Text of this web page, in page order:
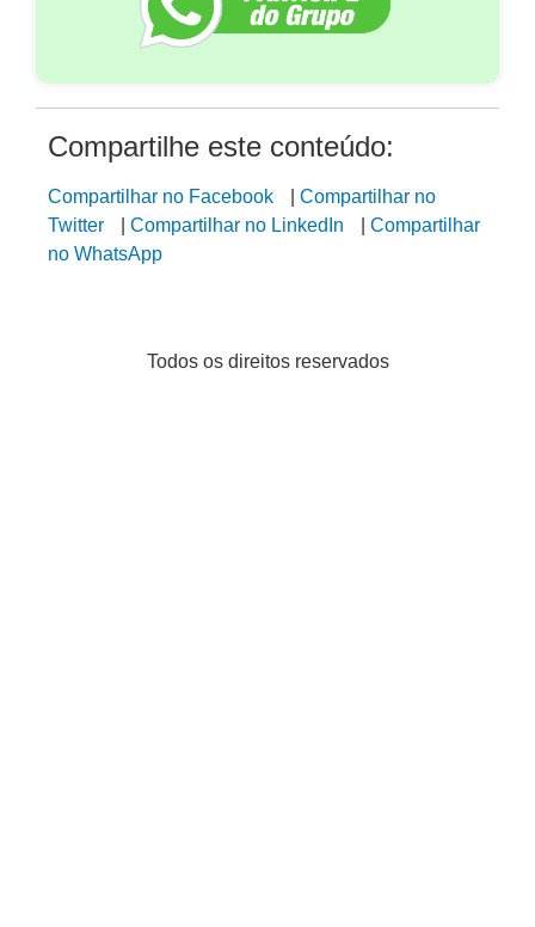
Compartilhe este conteúdo:
Compartilhar no Facebook | Compartilhar no
Twitter
| Compartilhar no LinkedIn | Compartilhar
no WhatsApp
Todos os direitos reservados